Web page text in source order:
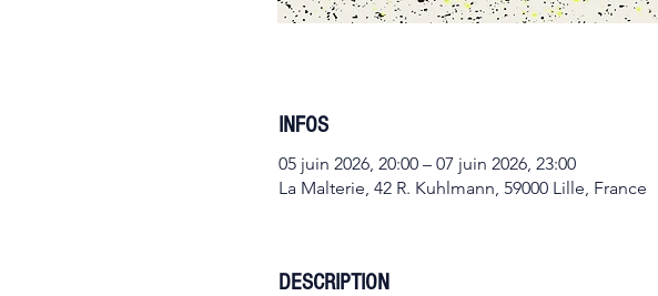
INFOS
05 juin 2026, 20:00 – 07 juin 2026, 23:00
La Malterie, 42 R. Kuhlmann, 59000 Lille, France
DESCRIPTION